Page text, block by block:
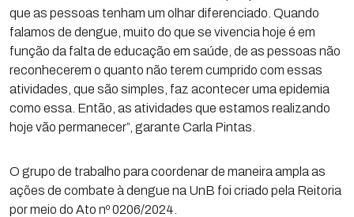
que as pessoas tenham um olhar diferenciado. Quando
falamos de dengue, muito do que se vivencia hoje é em
função da falta de educação em saúde, de as pessoas não
reconhecerem o quanto não terem cumprido com essas
atividades, que são simples, faz acontecer uma epidemia
como essa. Então, as atividades que estamos realizando
hoje vão permanecer”, garante Carla Pintas.
O grupo de trabalho para coordenar de maneira ampla as
ações de combate à dengue na UnB foi criado pela Reitoria
por meio do Ato nº 0206/2024.